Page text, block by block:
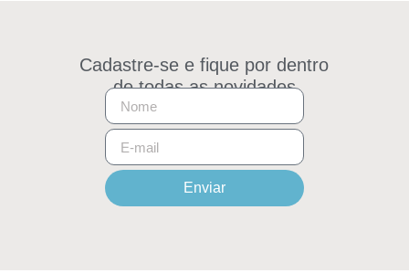
Cadastre-se e fique por dentro
de todas as novidades
Enviar